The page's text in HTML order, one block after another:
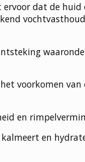
dat de
voorkomen
en
en